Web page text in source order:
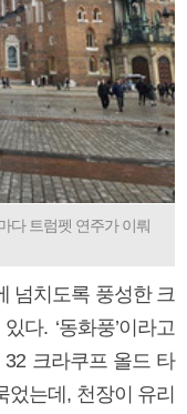
다 트럼펫 연주가 이뤄
넘치도록 풍성한 크
다. ‘동화풍’이라고
크라쿠프 올드 타
었는데, 천장이 유리